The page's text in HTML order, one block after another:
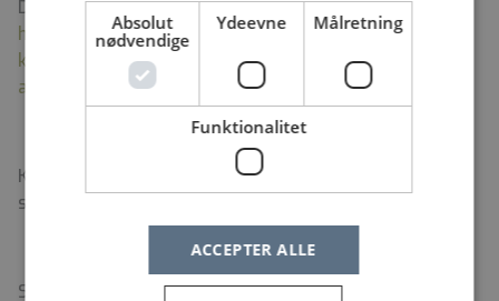
Du kan læse mere om os på
https://www.nordsjaellandshospital.dk/afdelinger-og-
klinikker/fysioterapi-og-ergoterapi-
afdeling/Sider/default.aspx
Kan du se dig selv i ovenstående, er det måske dig vi
søger, og vi glæder os til at høre fra dig!
Send din ansøgning med vedlagt CV, ved at benytte
Absolut
nødvendige
Ydeevne Målretning
Funktionalitet
ACCEPTER ALLE